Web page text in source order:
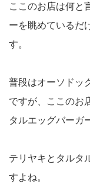
ここのお店は何と
ーを眺めているだ
す。
普段はオーソドッ
ですが、ここのお
タルエッグバーガ
テリヤキとタルタ
すよね。